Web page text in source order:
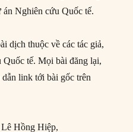
Nghiên cứu Quốc tế.
dịch thuộc về các tác giả,
tế. Mọi bài đăng lại,
link tới bài gốc trên
Hồng Hiệp,